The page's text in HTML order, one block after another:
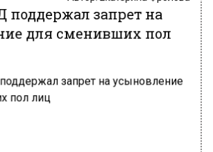
поддержал запрет на
для сменивших пол